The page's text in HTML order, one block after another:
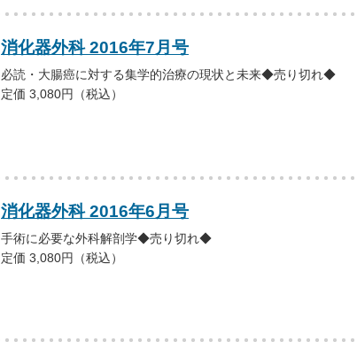
消化器外科 2016年7月号
必読・大腸癌に対する集学的治療の現状と未来◆売り切れ◆
定価 3,080円（税込）
消化器外科 2016年6月号
手術に必要な外科解剖学◆売り切れ◆
定価 3,080円（税込）